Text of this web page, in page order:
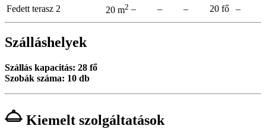
Fedett terasz 2
20 m2 – – – 20 fő –
Szálláshelyek
Szállás kapacitás: 28 fő
Szobák száma: 10 db
Kiemelt szolgáltatások